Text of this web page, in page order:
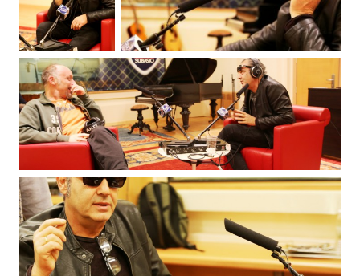
Oroscopo
Radio Subasio Music Club
Sanremo 2026
News
Musica
Cultura
Attualità
Costume